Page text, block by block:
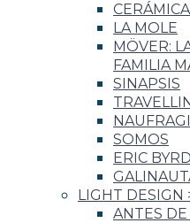
LA MOLE
MÖVER:
FAMILIA
SINAPSIS
SOMOS
ERIC
LIGHT DESIGN
ANTES